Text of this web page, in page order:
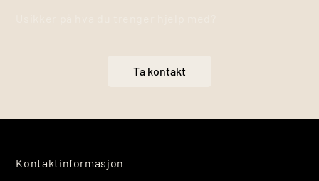
Ta kontakt
Kontaktinformasjon